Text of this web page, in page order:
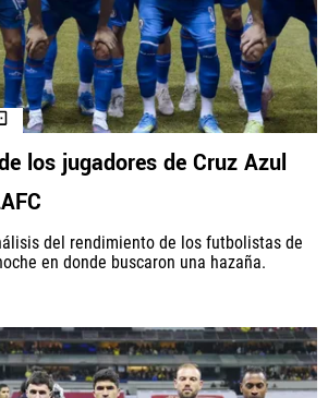
los jugadores de Cruz Azul
del rendimiento de los futbolistas de
en donde buscaron una hazaña.